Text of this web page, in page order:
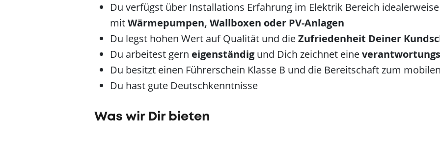
Du verfügst über Installations Erfahrung im Elektrik Bereich
mitWärmepumpen, Wallboxen oder PV-Anlagen
Du legst hohen Wert auf Qualität und dieZufriedenheit Deiner
Du arbeitest gern eigenständig und Dich zeichnet eine
Du besitzt einen Führerschein Klasse B und die Bereitschaft zum
Du hast gute Deutschkenntnisse
Was wir Dir bieten